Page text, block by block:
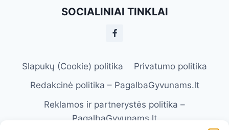
SOCIALINIAI TINKLAI
Slapukų (Cookie) politika
Privatumo politika
Redakcinė politika – PagalbaGyvunams.lt
Reklamos ir partnerystės politika –
PagalbaGyvunams.lt